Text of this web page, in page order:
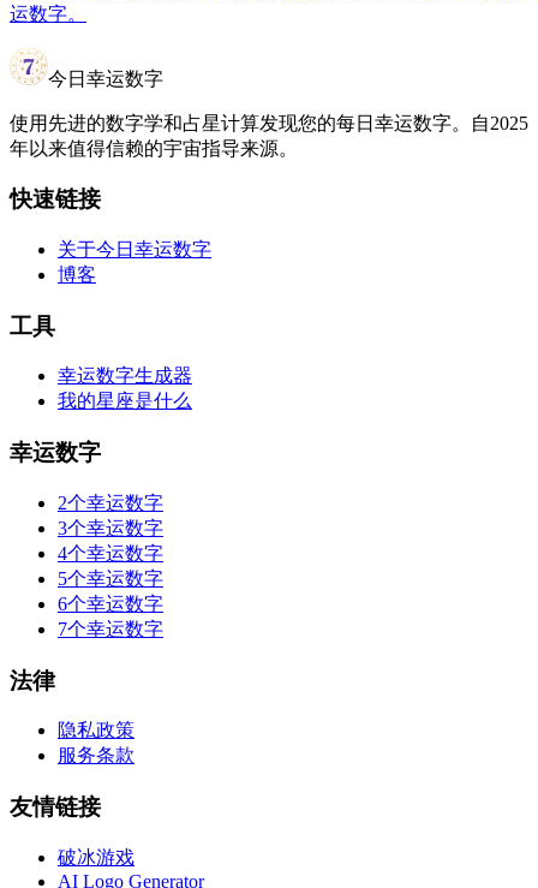
运数字。
今日幸运数字
使用先进的数字学和占星计算发现您的每日幸运数字。自2025
年以来值得信赖的宇宙指导来源。
快速链接
关于今日幸运数字
博客
工具
幸运数字生成器
我的星座是什么
幸运数字
2个幸运数字
3个幸运数字
4个幸运数字
5个幸运数字
6个幸运数字
7个幸运数字
法律
隐私政策
服务条款
友情链接
破冰游戏
AI Logo Generator